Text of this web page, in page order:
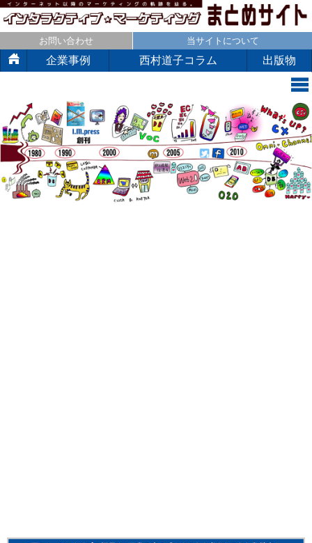
お問い合わせ 当サイトについて
企業事例 西村道子コラム 出版物